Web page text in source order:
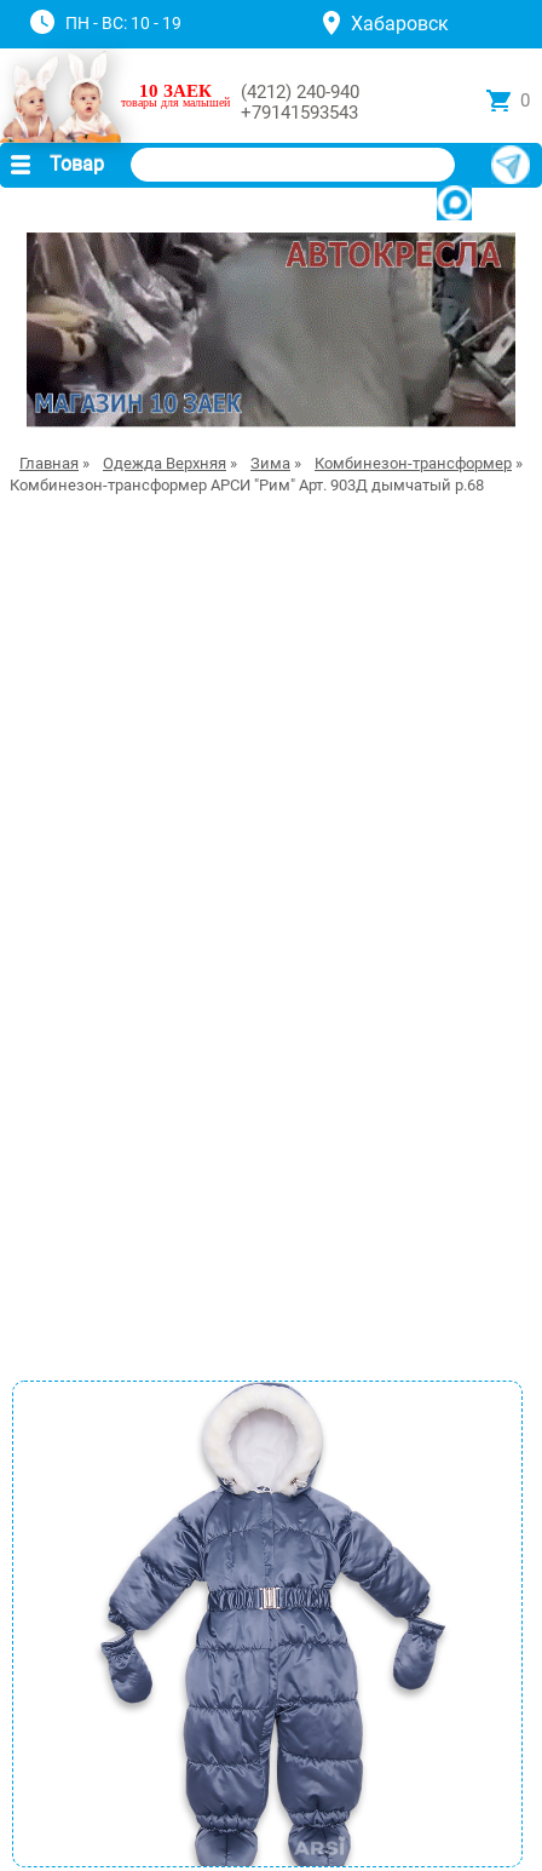
ПН - ВС: 10 - 19 Хабаровск
10 ЗАЕК
товары для малышей
(4212) 240-940
+79141593543
0
Товар
Главная » Одежда Верхняя » Зима » Комбинезон-трансформер »
Комбинезон-трансформер АРСИ "Рим" Арт. 903Д дымчатый р.68